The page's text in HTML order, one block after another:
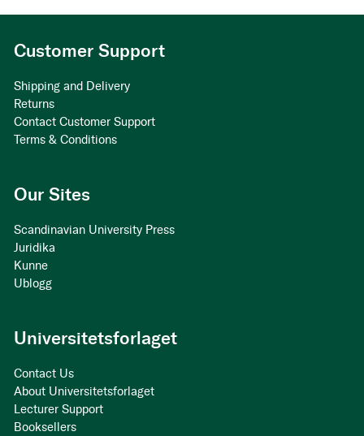
Customer Support
Shipping and Delivery
Returns
Contact Customer Support
Terms & Conditions
Our Sites
Scandinavian University Press
Juridika
Kunne
Ublogg
Universitetsforlaget
Contact Us
About Universitetsforlaget
Lecturer Support
Booksellers